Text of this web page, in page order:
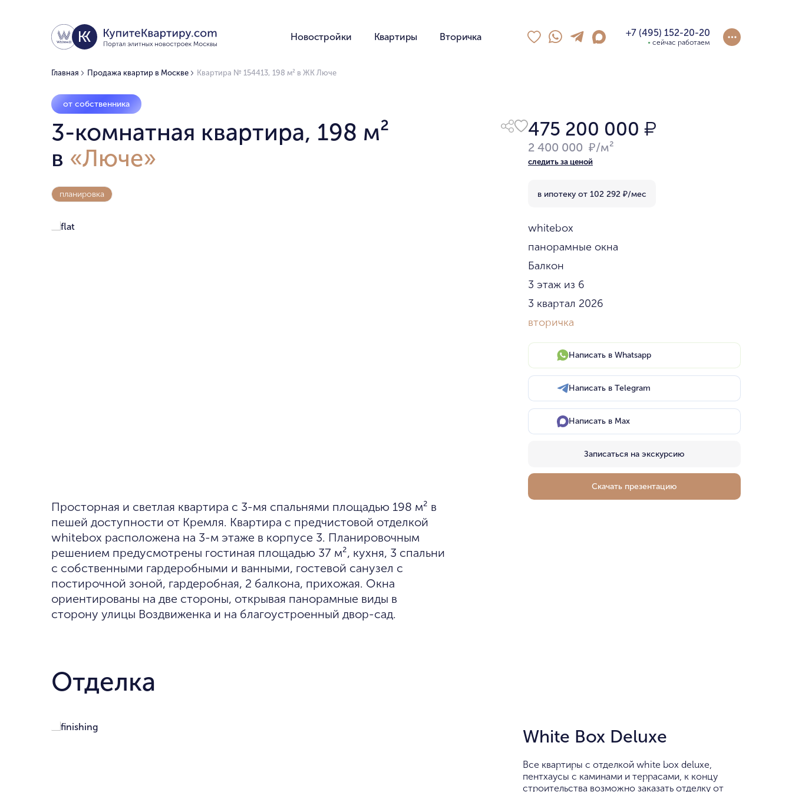
Новостройки Квартиры Вторичка +7 (495) 152-20-20
сейчас работаем
Главная Продажа квартир в Москве Квартира № 154413, 198 м² в ЖК Люче
от собственника
3-комнатная квартира, 198 м²
в «Люче»
планировка
Просторная и светлая квартира с 3-мя спальнями площадью 198 м² в
пешей доступности от Кремля. Квартира с предчистовой отделкой
whitebox расположена на 3-м этаже в корпусе 3. Планировочным
решением предусмотрены гостиная площадью 37 м², кухня, 3 спальни
с собственными гардеробными и ванными, гостевой санузел с
постирочной зоной, гардеробная, 2 балкона, прихожая. Окна
ориентированы на две стороны, открывая панорамные виды в
сторону улицы Воздвиженка и на благоустроенный двор-сад.
475 200 000 ₽
2 400 000 ₽/м²
следить за ценой
в ипотеку от 102 292₽/мес
whitebox
панорамные окна
Балкон
3 этаж из 6
3 квартал 2026
вторичка
Написать в Whatsapp
Написать в Telegram
Написать в Max
Записаться на экскурсию
Скачать презентацию
Отделка
White Box Deluxe
Все квартиры с отделкой white box deluxe,
пентхаусы с каминами и террасами, к концу
строительства возможно заказать отделку от